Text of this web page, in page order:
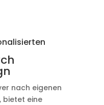
nach eigenen
bietet eine